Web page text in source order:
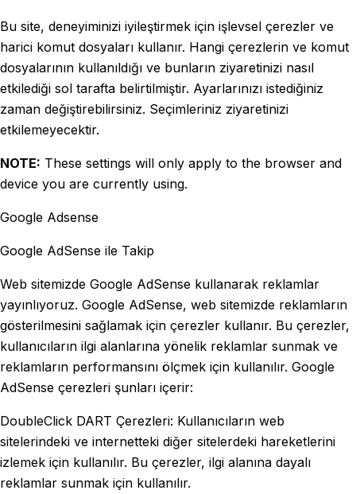
Bu site, deneyiminizi iyileştirmek için işlevsel çerezler ve
harici komut dosyaları kullanır. Hangi çerezlerin ve komut
dosyalarının kullanıldığı ve bunların ziyaretinizi nasıl
etkilediği sol tarafta belirtilmiştir. Ayarlarınızı istediğiniz
zaman değiştirebilirsiniz. Seçimleriniz ziyaretinizi
etkilemeyecektir.
NOTE: These settings will only apply to the browser and
device you are currently using.
Google Adsense
Google AdSense ile Takip
Web sitemizde Google AdSense kullanarak reklamlar
yayınlıyoruz. Google AdSense, web sitemizde reklamların
gösterilmesini sağlamak için çerezler kullanır. Bu çerezler,
kullanıcıların ilgi alanlarına yönelik reklamlar sunmak ve
reklamların performansını ölçmek için kullanılır. Google
AdSense çerezleri şunları içerir:
DoubleClick DART Çerezleri: Kullanıcıların web
sitelerindeki ve internetteki diğer sitelerdeki hareketlerini
izlemek için kullanılır. Bu çerezler, ilgi alanına dayalı
reklamlar sunmak için kullanılır.